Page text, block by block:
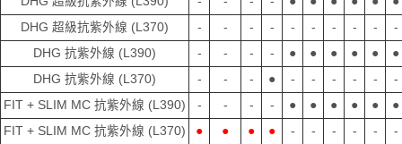
DHG 超級抗紫外線 (L370)
- - - - - - - - -
-
DHG 抗紫外線 (L390)
- - - - ● ● ● ● ●
●
DHG 抗紫外線 (L370)
- - - ● - - - - -
-
FIT + SLIM MC 抗紫外線 (L390)
- - - - ● ● ● ● ●
●
FIT + SLIM MC 抗紫外線 (L370)
● ● ● ● - - - - - -